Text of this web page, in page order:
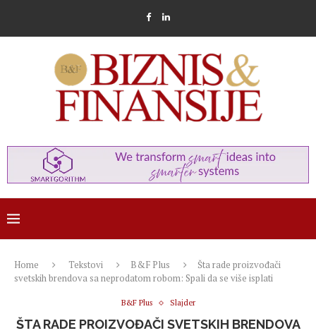
Home Tekstovi B&F Plus
Šta rade proizvođači
svetskih brendova sa neprodatom robom: Spali da se više isplati
B&F Plus Slajder
ŠTA RADE PROIZVOĐAČI SVETSKIH BRENDOVA